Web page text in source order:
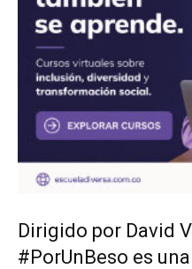
Dirigido por David
#PorUnBeso es